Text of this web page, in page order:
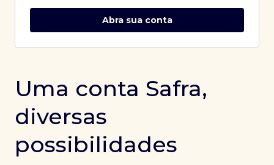
Abra sua conta
Uma conta Safra,
diversas
possibilidades